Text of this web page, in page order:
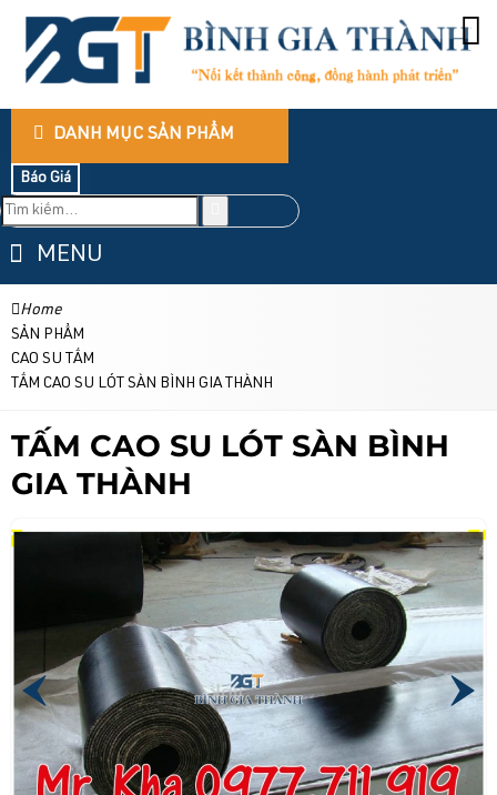
DANH MỤC SẢN PHẨM
Báo Giá
MENU
Home
SẢN PHẨM
CAO SU TẤM
TẤM CAO SU LÓT SÀN BÌNH GIA THÀNH
TẤM CAO SU LÓT SÀN BÌNH
GIA THÀNH